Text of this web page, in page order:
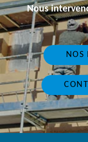
Nous
NOS